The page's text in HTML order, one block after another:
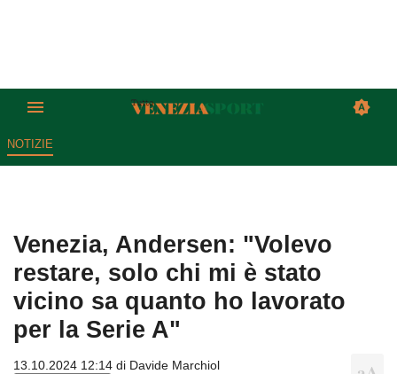
NOTIZIE
Venezia, Andersen: "Volevo
restare, solo chi mi è stato
vicino sa quanto ho lavorato
per la Serie A"
13.10.2024 12:14 di Davide Marchiol